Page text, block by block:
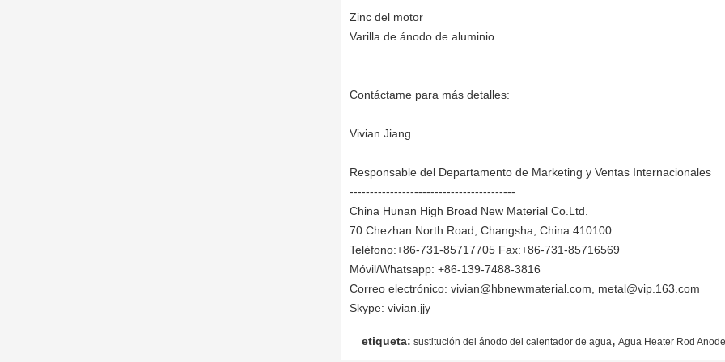
Zinc del motor
Varilla de ánodo de aluminio.
Contáctame para más detalles:
Vivian Jiang
Responsable del Departamento de Marketing y Ventas Internacionales
-----------------------------------------
China Hunan High Broad New Material Co.Ltd.
70 Chezhan North Road, Changsha, China 410100
Teléfono:+86-731-85717705 Fax:+86-731-85716569
Móvil/Whatsapp: +86-139-7488-3816
Correo electrónico: vivian@hbnewmaterial.com, metal@vip.163.com
Skype: vivian.jjy
etiqueta: sustitución del ánodo del calentador de agua, Agua Heater Rod Anode